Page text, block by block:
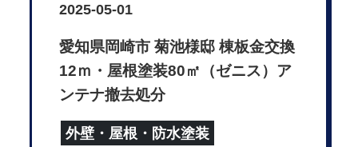
2025-05-01
愛知県岡崎市 菊池様邸 棟板金交換
12ｍ・屋根塗装80㎡（ゼニス）ア
ンテナ撤去処分
外壁・屋根・防水塗装